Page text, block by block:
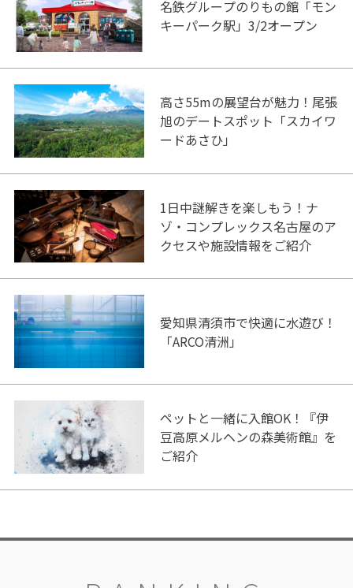
名鉄グループのりもの館「モン
キーパーク駅」3/2オープン
高さ55mの展望台が魅力！尾張
旭のデートスポット「スカイワ
ードあさひ」
1日中謎解きを楽しもう！ナ
ゾ・コンプレックス名古屋のア
クセスや施設情報をご紹介
愛知県清須市で快適に水遊び！
「ARCO清洲」
ペットと一緒に入館OK！『伊
豆高原メルヘンの森美術館』を
ご紹介